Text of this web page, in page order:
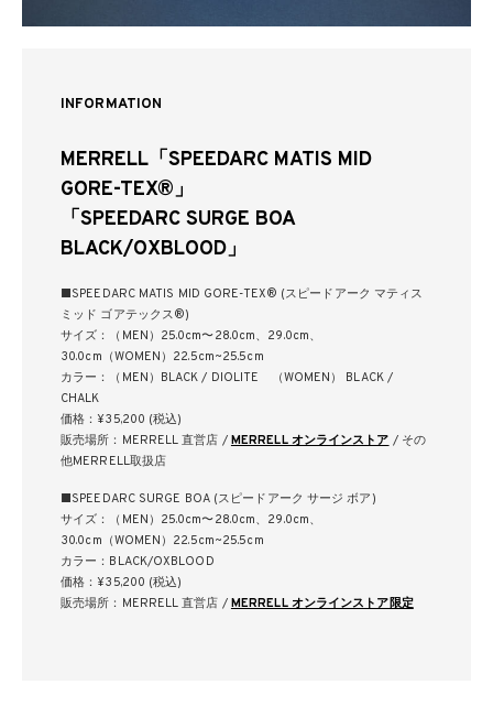
INFORMATION
MERRELL「SPEEDARC MATIS MID
GORE-TEX®」
「SPEEDARC SURGE BOA
BLACK/OXBLOOD」
■SPEEDARC MATIS MID GORE-TEX® (スピードアーク マティス
ミッド ゴアテックス®)
サイズ：（MEN）25.0cm〜28.0cm、29.0cm、
30.0cm（WOMEN）22.5cm~25.5cm
カラー：（MEN）BLACK / DIOLITE （WOMEN） BLACK /
CHALK
価格：¥35,200 (税込)
販売場所：MERRELL 直営店 / MERRELL オンラインストア / その
他MERRELL取扱店
■SPEEDARC SURGE BOA (スピードアーク サージ ボア)
サイズ：（MEN）25.0cm〜28.0cm、29.0cm、
30.0cm（WOMEN）22.5cm~25.5cm
カラー：BLACK/OXBLOOD
価格：¥35,200 (税込)
販売場所：MERRELL 直営店 / MERRELL オンラインストア限定